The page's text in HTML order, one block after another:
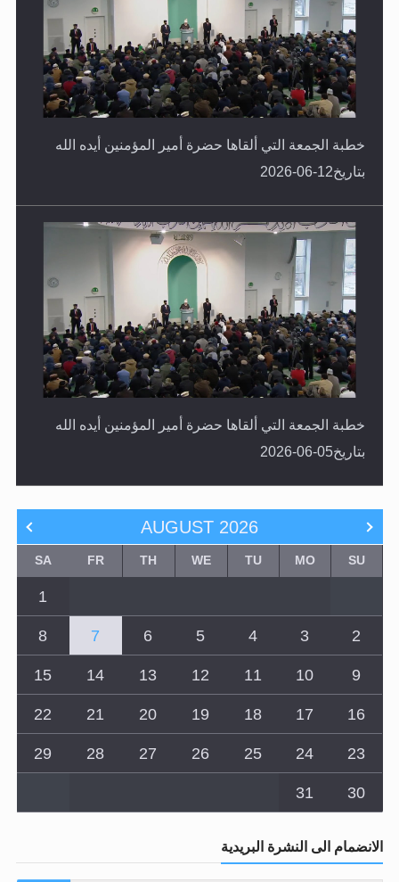
خطبة الجمعة التي ألقاها حضرة أمير المؤمنين أيده الله
بتاريخ12-06-2026
خطبة الجمعة التي ألقاها حضرة أمير المؤمنين أيده الله
بتاريخ05-06-2026
AUGUST 2026
SU
MO
TU
WE
TH
FR
SA
1
2
3
4
5
6
7
8
9
10
11
12
13
14
15
16
17
18
19
20
21
22
23
24
25
26
27
28
29
30
31
الانضمام الى النشرة البريدية